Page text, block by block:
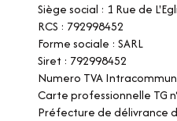
Siège social : 1 Rue de
RCS : 792998452
Forme sociale : SARL
Siret : 792998452
Numero TVA
Carte professionnelle TG
Préfecture de délivrance